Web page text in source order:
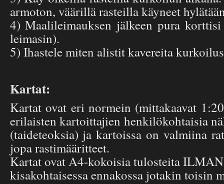
armoton, väärillä rasteilla käyneet
4) Maalileimauksen jälkeen pura
leimasin).
5) Ihastele miten alistit kavereita
Kartat:
Kartat ovat eri normein (mittakaavat
erilaisten kartoittajien henkilökohtaisia
(taideteoksia) ja kartoissa on valmiina
jopa rastimääritteet.
Kartat ovat A4-kokoisia tulosteita
kisakohtaisessa ennakossa jotakin toisin